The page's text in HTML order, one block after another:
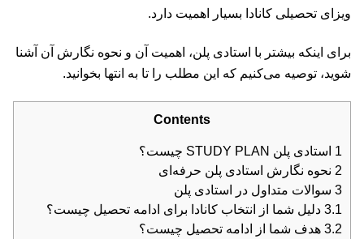
ویزای تحصیلی کانادا بسیار اهمیت دارد.
برای اینکه بیشتر با استادی پلن، اهمیت آن و نحوه نگارش آن آشنا
شوید، توصیه می‌کنیم که این مطلب را تا به انتها بخوانید.
Contents
1 استادی پلن STUDY PLAN چیست؟
2 نحوه نگارش استادی پلن حرفه‌ای
3 سوالات متداول در استادی پلن
3.1 دلیل شما از انتخاب کانادا برای ادامه تحصیل چیست؟
3.2 هدف شما از ادامه تحصیل چیست؟